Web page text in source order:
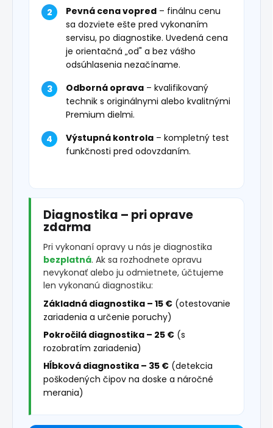
Pevná cena vopred – finálnu cenu
sa dozviete ešte pred vykonaním
servisu, po diagnostike. Uvedená cena
je orientačná „od" a bez vášho
odsúhlasenia nezačíname.
Odborná oprava – kvalifikovaný
technik s originálnymi alebo kvalitnými
Premium dielmi.
Výstupná kontrola – kompletný test
funkčnosti pred odovzdaním.
Diagnostika – pri oprave
zdarma
Pri vykonaní opravy u nás je diagnostika
bezplatná. Ak sa rozhodnete opravu
nevykonať alebo ju odmietnete, účtujeme
len vykonanú diagnostiku:
Základná diagnostika – 15 € (otestovanie
zariadenia a určenie poruchy)
Pokročilá diagnostika – 25 € (s
rozobratím zariadenia)
Hĺbková diagnostika – 35 € (detekcia
poškodených čipov na doske a náročné
merania)